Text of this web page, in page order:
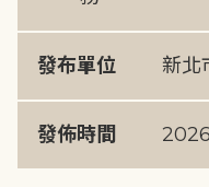
發布單位 新北
發佈時間